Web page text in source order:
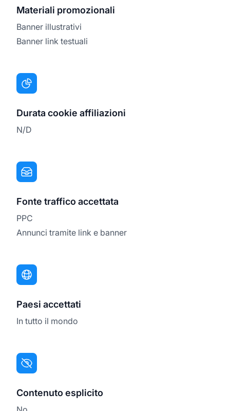
Materiali promozionali
Banner illustrativi
Banner link testuali
Durata cookie affiliazioni
N/D
Fonte traffico accettata
PPC
Annunci tramite link e banner
Paesi accettati
In tutto il mondo
Contenuto esplicito